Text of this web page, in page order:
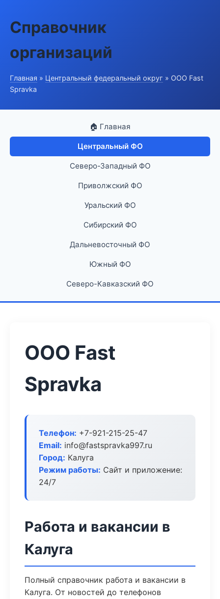
Справочник
организаций
Главная » Центральный федеральный округ » ООО Fast
Spravka
🏠 Главная
Центральный ФО
Северо-Западный ФО
Приволжский ФО
Уральский ФО
Сибирский ФО
Дальневосточный ФО
Южный ФО
Северо-Кавказский ФО
ООО Fast
Spravka
Телефон: +7-921-215-25-47
Email: info@fastspravka997.ru
Город: Калуга
Режим работы: Сайт и приложение:
24/7
Работа и вакансии в
Калуга
Полный справочник работа и вакансии в
Калуга. От новостей до телефонов